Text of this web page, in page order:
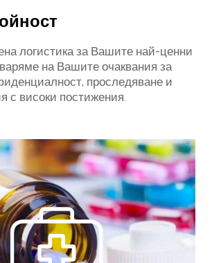
логистика за Вашите най-ценни
на Вашите очаквания за
проследяване и
с високи постижения.